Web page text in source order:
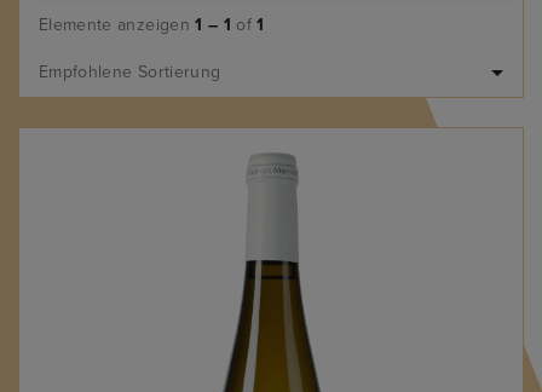
Elemente anzeigen1 – 1 of1
Empfohlene Sortierung